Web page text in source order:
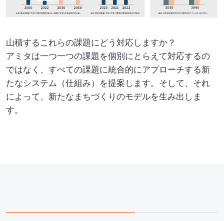
SEA(Sustainable Executive Alliance)
ご支援・価値づくりの事例
持続可能なまちづくり
お知らせ
山積するこれらの課題にどう対応しますか？
アミタは一つ一つの課題を個別にとらえて対応するの
ではなく、すべての課題に統合的にアプローチする新
たなシステム（仕組み）を提案します。そして、それ
によって、新たなまちづくりのモデルを生み出しま
す。